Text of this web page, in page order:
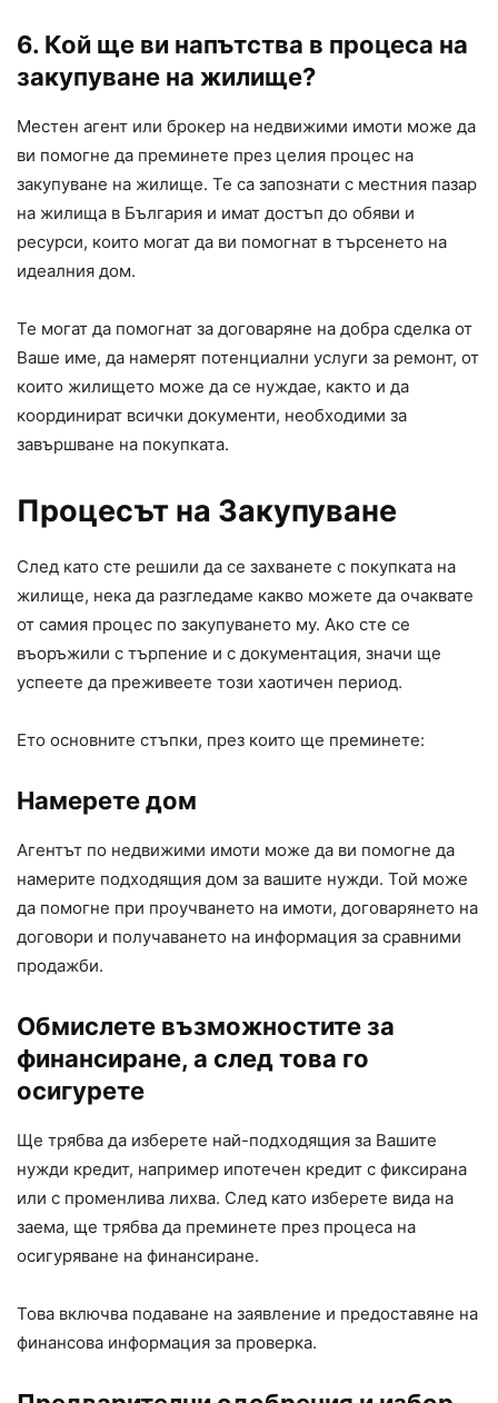
6. Кой ще ви напътства в процеса на
закупуване на жилище?
Местен агент или брокер на недвижими имоти може да
ви помогне да преминете през целия процес на
закупуване на жилище. Те са запознати с местния пазар
на жилища в България и имат достъп до обяви и
ресурси, които могат да ви помогнат в търсенето на
идеалния дом.
Те могат да помогнат за договаряне на добра сделка от
Ваше име, да намерят потенциални услуги за ремонт, от
които жилището може да се нуждае, както и да
координират всички документи, необходими за
завършване на покупката.
Процесът на Закупуване
След като сте решили да се захванете с покупката на
жилище, нека да разгледаме какво можете да очаквате
от самия процес по закупуването му. Ако сте се
въоръжили с търпение и с документация, значи ще
успеете да преживеете този хаотичен период.
Ето основните стъпки, през които ще преминете:
Намерете дом
Агентът по недвижими имоти може да ви помогне да
намерите подходящия дом за вашите нужди. Той може
да помогне при проучването на имоти, договарянето на
договори и получаването на информация за сравними
продажби.
Обмислете възможностите за
финансиране, а след това го
осигурете
Ще трябва да изберете най-подходящия за Вашите
нужди кредит, например ипотечен кредит с фиксирана
или с променлива лихва. След като изберете вида на
заема, ще трябва да преминете през процеса на
осигуряване на финансиране.
Това включва подаване на заявление и предоставяне на
финансова информация за проверка.